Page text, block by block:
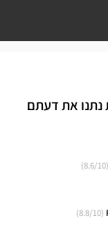
נתנו את דעתם
(
8.6/10)
(
8.8/10)